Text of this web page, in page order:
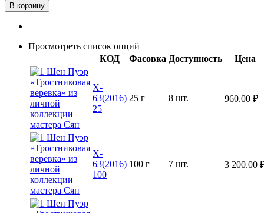
В корзину
Просмотреть список опций
КОД
Фасовка Доступность Цена
X-
63(2016)
25
25 г 8 шт. 960.00 ₽
X-
63(2016)
100
100 г 7 шт. 3 200.00